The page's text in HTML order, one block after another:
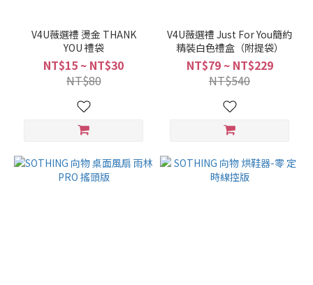
V4U薇選禮 燙金 THANK
YOU 禮袋
NT$15 ~ NT$30
NT$80
V4U薇選禮 Just For You簡約
精裝白色禮盒（附提袋）
NT$79 ~ NT$229
NT$540